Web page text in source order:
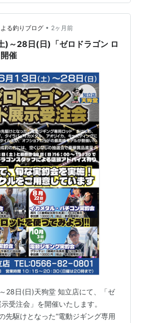
り。アオリイカはどんな料理でも
自己紹介 私は普段、平日はごく普
ながら、週末になると釣り竿（と
込んで海や川へ繰り出す、根っか
在のメ…
る釣りブログ • 2ヶ月前
)～28日(日)「ゼロドラゴン ロ
催
28日(日)天狗堂 知立店にて、「ゼ
受注会」を開催いたします。
先駆けとなった“電動ジギング専用